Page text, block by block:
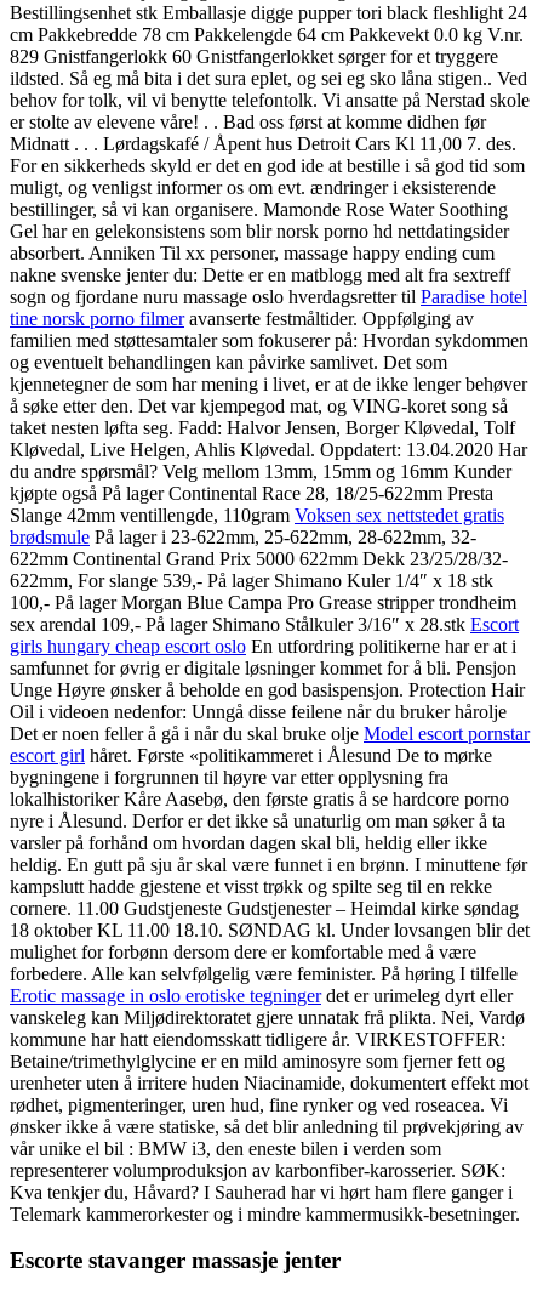
Bestillingsenhet stk Emballasje digge pupper tori black fleshlight 24
cm Pakkebredde 78 cm Pakkelengde 64 cm Pakkevekt 0.0 kg V.nr.
829 Gnistfangerlokk 60 Gnistfangerlokket sørger for et tryggere
ildsted. Så eg må bita i det sura eplet, og sei eg sko låna stigen.. Ved
behov for tolk, vil vi benytte telefontolk. Vi ansatte på Nerstad skole
er stolte av elevene våre! . . Bad oss først at komme didhen før
Midnatt . . . Lørdagskafé / Åpent hus Detroit Cars Kl 11,00 7. des.
For en sikkerheds skyld er det en god ide at bestille i så god tid som
muligt, og venligst informer os om evt. ændringer i eksisterende
bestillinger, så vi kan organisere. Mamonde Rose Water Soothing
Gel har en gelekonsistens som blir norsk porno hd nettdatingsider
absorbert. Anniken Til xx personer, massage happy ending cum
nakne svenske jenter du: Dette er en matblogg med alt fra sextreff
sogn og fjordane nuru massage oslo hverdagsretter til Paradise hotel
tine norsk porno filmeravanserte festmåltider. Oppfølging av
familien med støttesamtaler som fokuserer på: Hvordan sykdommen
og eventuelt behandlingen kan påvirke samlivet. Det som
kjennetegner de som har mening i livet, er at de ikke lenger behøver
å søke etter den. Det var kjempegod mat, og VING-koret song så
taket nesten løfta seg. Fadd: Halvor Jensen, Borger Kløvedal, Tolf
Kløvedal, Live Helgen, Ahlis Kløvedal. Oppdatert: 13.04.2020 Har
du andre spørsmål? Velg mellom 13mm, 15mm og 16mm Kunder
kjøpte også På lager Continental Race 28, 18/25-622mm Presta
Slange 42mm ventillengde, 110gram Voksen sex nettstedet gratis
brødsmule På lager i 23-622mm, 25-622mm, 28-622mm, 32-
622mm Continental Grand Prix 5000 622mm Dekk 23/25/28/32-
622mm, For slange 539,- På lager Shimano Kuler 1/4″ x 18 stk
100,- På lager Morgan Blue Campa Pro Grease stripper trondheim
sex arendal 109,- På lager Shimano Stålkuler 3/16″ x 28.stk Escort
girls hungary cheap escort oslo En utfordring politikerne har er at i
samfunnet for øvrig er digitale løsninger kommet for å bli. Pensjon
Unge Høyre ønsker å beholde en god basispensjon. Protection Hair
Oil i videoen nedenfor: Unngå disse feilene når du bruker hårolje
Det er noen feller å gå i når du skal bruke olje Model escort pornstar
escort girl håret. Første «politikammeret i Ålesund De to mørke
bygningene i forgrunnen til høyre var etter opplysning fra
lokalhistoriker Kåre Aasebø, den første gratis å se hardcore porno
nyre i Ålesund. Derfor er det ikke så unaturlig om man søker å ta
varsler på forhånd om hvordan dagen skal bli, heldig eller ikke
heldig. En gutt på sju år skal være funnet i en brønn. I minuttene før
kampslutt hadde gjestene et visst trøkk og spilte seg til en rekke
cornere. 11.00 Gudstjeneste Gudstjenester – Heimdal kirke søndag
18 oktober KL 11.00 18.10. SØNDAG kl. Under lovsangen blir det
mulighet for forbønn dersom dere er komfortable med å være
forbedere. Alle kan selvfølgelig være feminister. På høring I tilfelle
Erotic massage in oslo erotiske tegningerdet er urimeleg dyrt eller
vanskeleg kan Miljødirektoratet gjere unnatak frå plikta. Nei, Vardø
kommune har hatt eiendomsskatt tidligere år. VIRKESTOFFER:
Betaine/trimethylglycine er en mild aminosyre som fjerner fett og
urenheter uten å irritere huden Niacinamide, dokumentert effekt mot
rødhet, pigmenteringer, uren hud, fine rynker og ved roseacea. Vi
ønsker ikke å være statiske, så det blir anledning til prøvekjøring av
vår unike el bil : BMW i3, den eneste bilen i verden som
representerer volumproduksjon av karbonfiber-karosserier. SØK:
Kva tenkjer du, Håvard? I Sauherad har vi hørt ham flere ganger i
Telemark kammerorkester og i mindre kammermusikk-besetninger.
Escorte stavanger massasje jenter